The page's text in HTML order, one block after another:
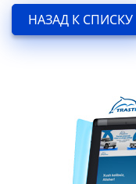
НАЗАД К СПИСКУ